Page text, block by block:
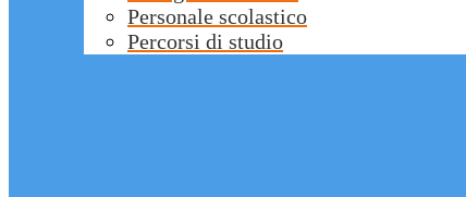
Personale scolastico
Percorsi di studio